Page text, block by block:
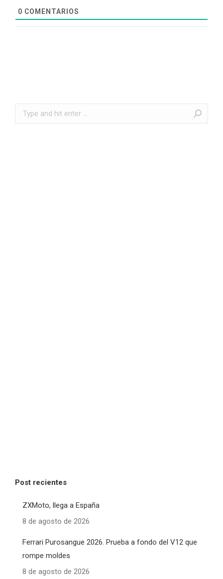
0 COMENTARIOS
Search:
Post recientes
ZXMoto, llega a España
8 de agosto de 2026
Ferrari Purosangue 2026. Prueba a fondo del V12 que
rompe moldes
8 de agosto de 2026